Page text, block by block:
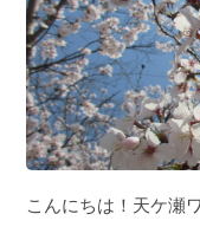
こんにちは！天ケ瀬